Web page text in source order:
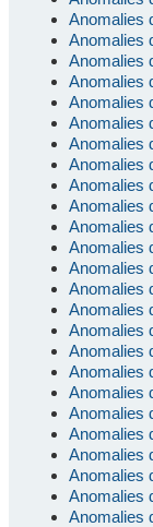
Anomalies
Anomalies
Anomalies
Anomalies
Anomalies
Anomalies
Anomalies
Anomalies
Anomalies
Anomalies
Anomalies
Anomalies
Anomalies
Anomalies
Anomalies
Anomalies
Anomalies
Anomalies
Anomalies
Anomalies
Anomalies
Anomalies
Anomalies
Anomalies
Anomalies